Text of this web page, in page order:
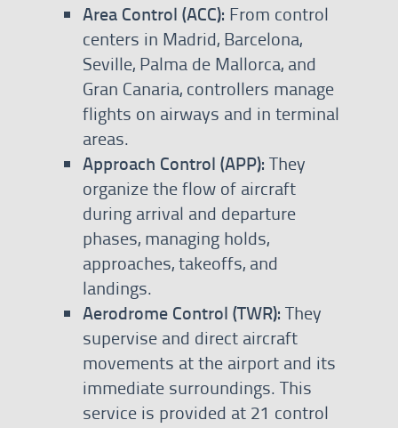
Area Control (ACC): From control
centers in Madrid, Barcelona,
Seville, Palma de Mallorca, and
Gran Canaria, controllers manage
flights on airways and in terminal
areas.
Approach Control (APP): They
organize the flow of aircraft
during arrival and departure
phases, managing holds,
approaches, takeoffs, and
landings.
Aerodrome Control (TWR): They
supervise and direct aircraft
movements at the airport and its
immediate surroundings. This
service is provided at 21 control